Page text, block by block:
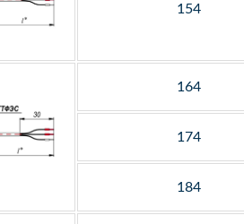
154
164
174
184